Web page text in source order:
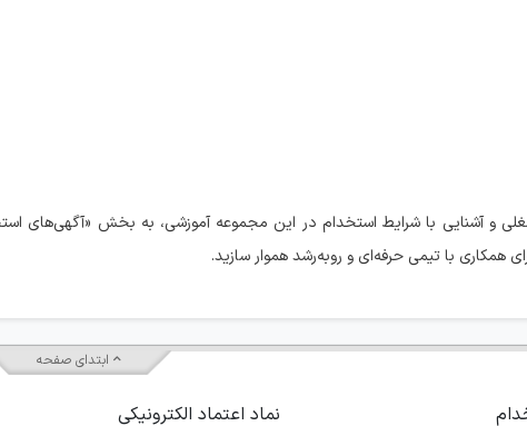
و آشنایی با شرایط استخدام در این مجموعه آموزشی، به بخش «آگهی‌های
همکاری با تیمی حرفه‌ای و رو‌به‌رشد هموار سازید.
ابتدای صفحه
نماد اعتماد الکترونیکی